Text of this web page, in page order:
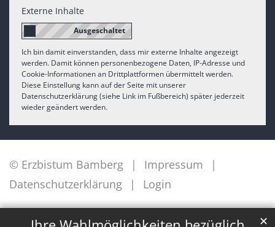
✕
Externe Inhalte
Ich bin damit einverstanden, dass mir externe Inhalte angezeigt
werden. Damit können personenbezogene Daten, IP-Adresse und
Cookie-Informationen an Drittplattformen übermittelt werden.
Diese Einstellung kann auf der Seite mit unserer
Datenschutzerklärung (siehe Link im Fußbereich) später jederzeit
wieder geändert werden.
© Erzbistum Bamberg
Impressum
Datenschutzerklärung
Login